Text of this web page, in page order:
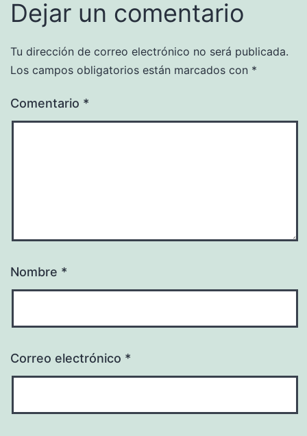
Dejar un comentario
Tu dirección de correo electrónico no será publicada.
Los campos obligatorios están marcados con *
Comentario *
Nombre *
Correo electrónico *